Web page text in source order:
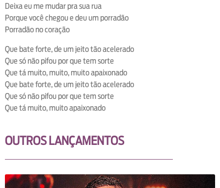
Deixa eu me mudar pra sua rua
Porque você chegou e deu um porradão
Porradão no coração
Que bate forte, de um jeito tão acelerado
Que só não pifou por que tem sorte
Que tá muito, muito, muito apaixonado
Que bate forte, de um jeito tão acelerado
Que só não pifou por que tem sorte
Que tá muito, muito apaixonado
OUTROS LANÇAMENTOS